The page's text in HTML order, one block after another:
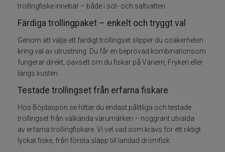
Vertikalset
Jerkbaitset
Fiskeset för barn
Fiskedrag
Fiskelinor
trollingfiske innebär – både i söt- och saltvatten.
Färdiga trollingpaket – enkelt och tryggt val
Genom att välja ett färdigt trollingset slipper du osäkerheten
kring val av utrustning. Du får en beprövad kombinationsom
fungerar direkt, oavsett om du fiskar på Vänern, Fryken eller
längs kusten.
Testade trollingset från erfarna fiskare
Hos Böjdaspön.se hittar du endast pålitliga och testade
trollingset från välkända varumärken – noggrant utvalda
av erfarna trollingfiskare. Vi vet vad som krävs för ett riktigt
lyckat fiske, från första släpp till landad drömfisk.